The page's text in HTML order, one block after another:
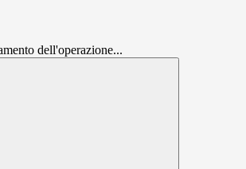
dell'operazione...